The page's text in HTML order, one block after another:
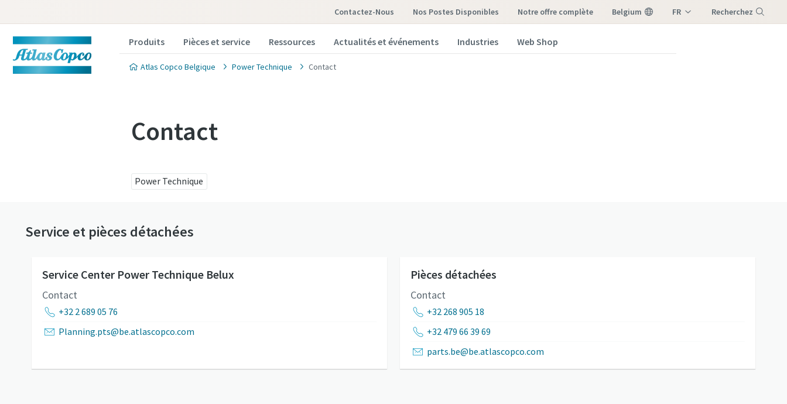
Contactez-Nous Nos Postes Disponibles notre offre complète Belgium FR Recherchez
Produits Pièces et service Ressources Actualités et événements Industries Web Shop
Atlas Copco Belgique Power Technique Contact
Contact
Power Technique
Service et pièces détachées
Service Center Power Technique Belux
Contact
+32 2 689 05 76
Planning.pts@be.atlascopco.com
Pièces détachées
Contact
+32 268 905 18
+32 479 66 39 69
parts.be@be.atlascopco.com